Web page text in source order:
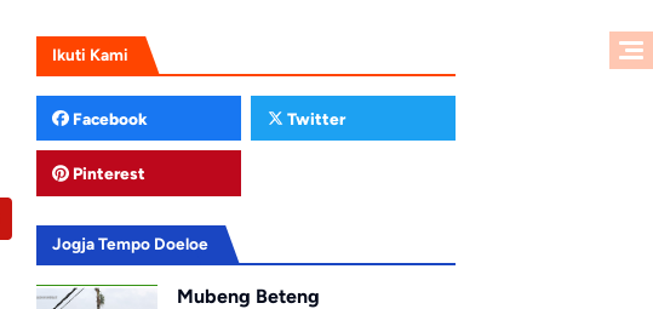
Ikuti Kami
Facebook Twitter
Pinterest
Jogja Tempo Doeloe
Mubeng Beteng